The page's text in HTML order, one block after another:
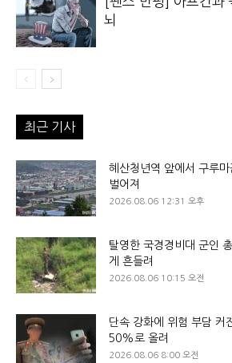
뇌
최근 기사
혜산청년역 앞에서 구루
벌어져
2026.08.06 12:31 오후
탈영한 국경경비대 군인
게 흔들려
2026.08.06 10:15 오전
단속 강화에 위험 부담 커
50%로 올려
2026.08.06 8:00 오전